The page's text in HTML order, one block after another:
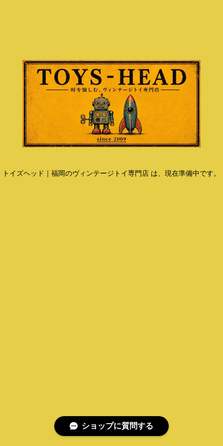
トイズヘッド｜福岡のヴィンテージトイ専門店 は、現在準備中です。
ショップに質問する